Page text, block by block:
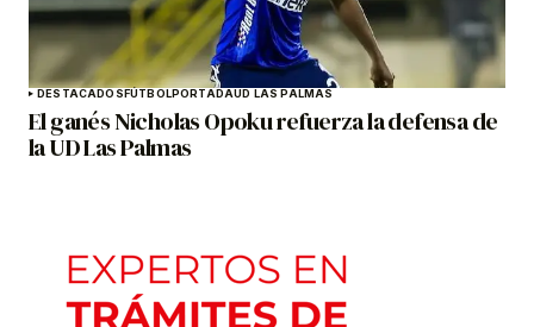
DESTACADOSFÚTBOLPORTADAUD LAS PALMAS
El ganés Nicholas Opoku refuerza la defensa de
la UD Las Palmas